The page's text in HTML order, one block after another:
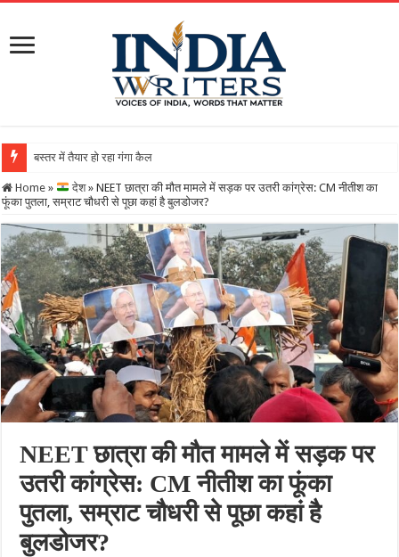
बस्तर में तैयार हो रहा गंगा कैलाशनाथ चतुर्मुख शिवालय : महाशिव
Home » देश » NEET छात्रा की मौत मामले में सड़क पर उतरी कांग्रेस: CM नीतीश का
फूंका पुतला, सम्राट चौधरी से पूछा कहां है बुलडोजर?
NEET छात्रा की मौत मामले में सड़क पर
उतरी कांग्रेस: CM नीतीश का फूंका
पुतला, सम्राट चौधरी से पूछा कहां है
बुलडोजर?